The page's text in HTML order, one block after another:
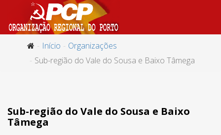
Início
Organizações
Sub-região do Vale do Sousa e Baixo Tâmega
Sub-região do Vale do Sousa e Baixo
Tâmega